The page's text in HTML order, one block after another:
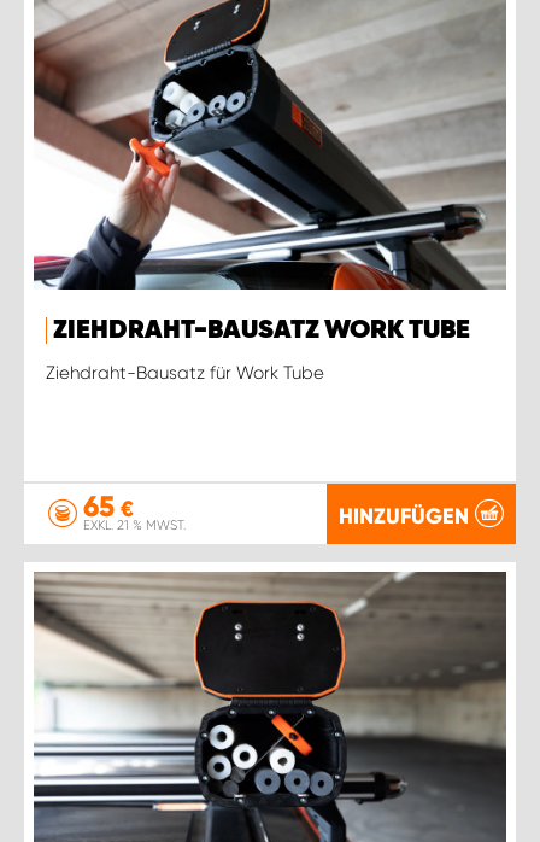
ZIEHDRAHT-BAUSATZ WORK TUBE
Ziehdraht-Bausatz für Work Tube
65 €
EXKL. 21 % MWST. HINZUFÜGEN